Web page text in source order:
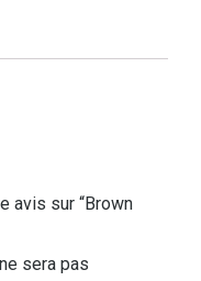
avis sur “Brown
sera pas